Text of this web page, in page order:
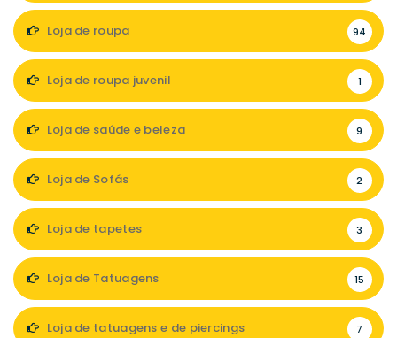
Loja de roupa 94
Loja de roupa juvenil 1
Loja de saúde e beleza 9
Loja de Sofás 2
Loja de tapetes 3
Loja de Tatuagens 15
Loja de tatuagens e de piercings 7